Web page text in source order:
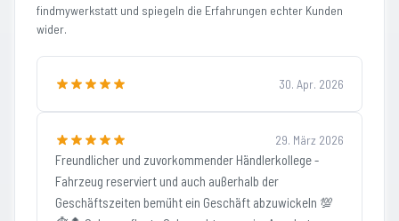
findmywerkstatt und spiegeln die Erfahrungen echter Kunden
wider.
30. Apr. 2026
29. März 2026
Freundlicher und zuvorkommender Händlerkollege -
Fahrzeug reserviert und auch außerhalb der
Geschäftszeiten bemüht ein Geschäft abzuwickeln 💯